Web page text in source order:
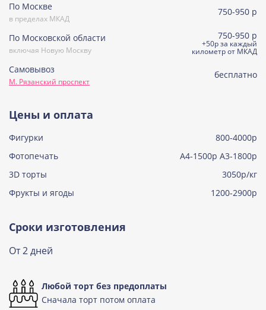
Сметанная
Узнать подробнее о начинке
Узнать подробнее о начинке
По Москве
в пределах МКАД
750-950 р
По Московской области
включая Новую Москву
750-950 р
+50р за каждый
километр от МКАД
Самовывоз
М. Рязанский проспект
бесплатно
Цены и оплата
Фигурки
800-4000р
Фотопечать
А4-1500р А3-1800р
3D торты
3050р/кг
Фрукты и ягоды
1200-2900р
Сроки изготовления
От 2 дней
Любой торт без предоплаты
Сначала торт потом оплата